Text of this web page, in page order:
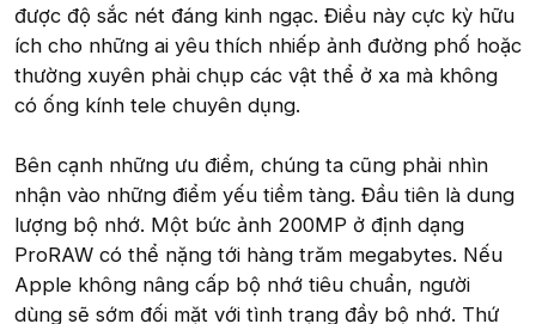
được độ sắc nét đáng kinh ngạc. Điều này cực kỳ hữu
ích cho những ai yêu thích nhiếp ảnh đường phố hoặc
thường xuyên phải chụp các vật thể ở xa mà không
có ống kính tele chuyên dụng.
Bên cạnh những ưu điểm, chúng ta cũng phải nhìn
nhận vào những điểm yếu tiềm tàng. Đầu tiên là dung
lượng bộ nhớ. Một bức ảnh 200MP ở định dạng
ProRAW có thể nặng tới hàng trăm megabytes. Nếu
Apple không nâng cấp bộ nhớ tiêu chuẩn, người
dùng sẽ sớm đối mặt với tình trạng đầy bộ nhớ. Thứ